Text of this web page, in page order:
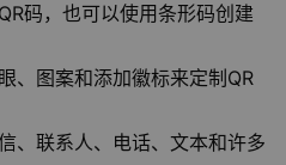
码，也可以使用条形码创建
、图案和添加徽标来定制QR
、联系人、电话、文本和许多